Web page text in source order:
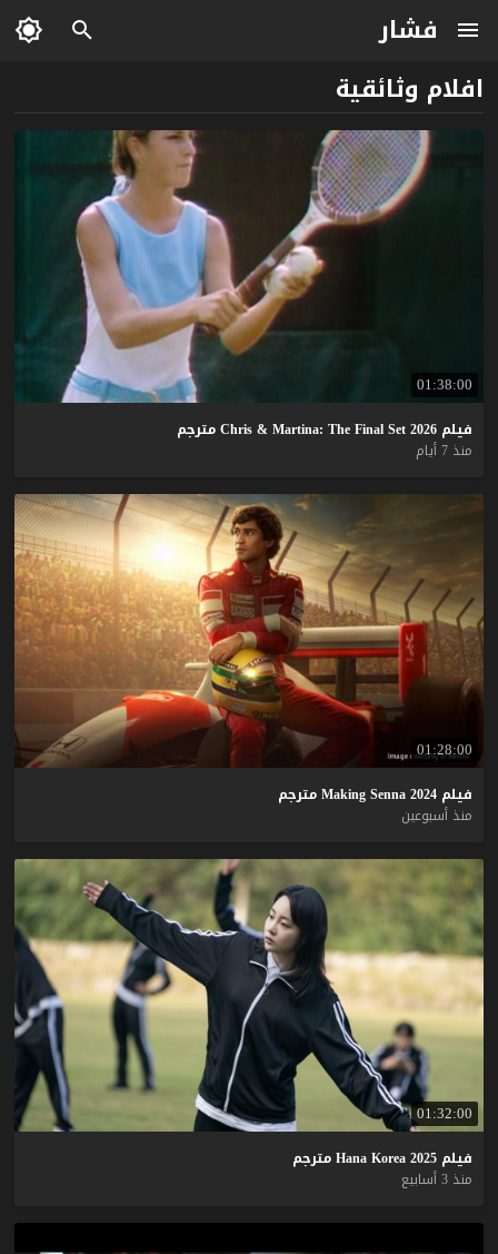
فشار
افلام وثائقية
01:38:00
فيلم Chris & Martina: The Final Set 2026
مترجم
منذ 7 أيام
01:28:00
فيلم Making Senna 2024
مترجم
منذ أسبوعين
01:32:00
فيلم Hana Korea 2025
مترجم
منذ 3 أسابيع